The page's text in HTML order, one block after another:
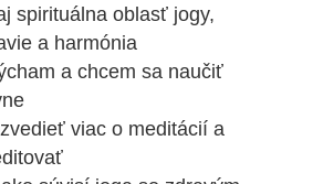
spirituálna oblasť jogy,
a harmónia
a chcem sa naučiť
viac o meditácií a